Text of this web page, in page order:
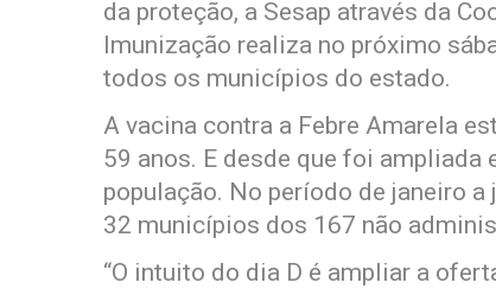
da proteção, a Sesap através da
Imunização realiza no próximo
todos os municípios do estado.
A vacina contra a Febre Amarela
59 anos. E desde que foi ampliada
população. No período de janeiro
32 municípios dos 167 não
“O intuito do dia D é ampliar a